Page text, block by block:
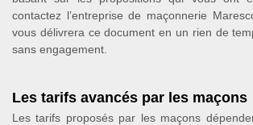
contactez l’entreprise de maçonnerie
vous délivrera ce document en un rien de
sans engagement.
Les tarifs avancés par les maçons
Les tarifs proposés par les maçons